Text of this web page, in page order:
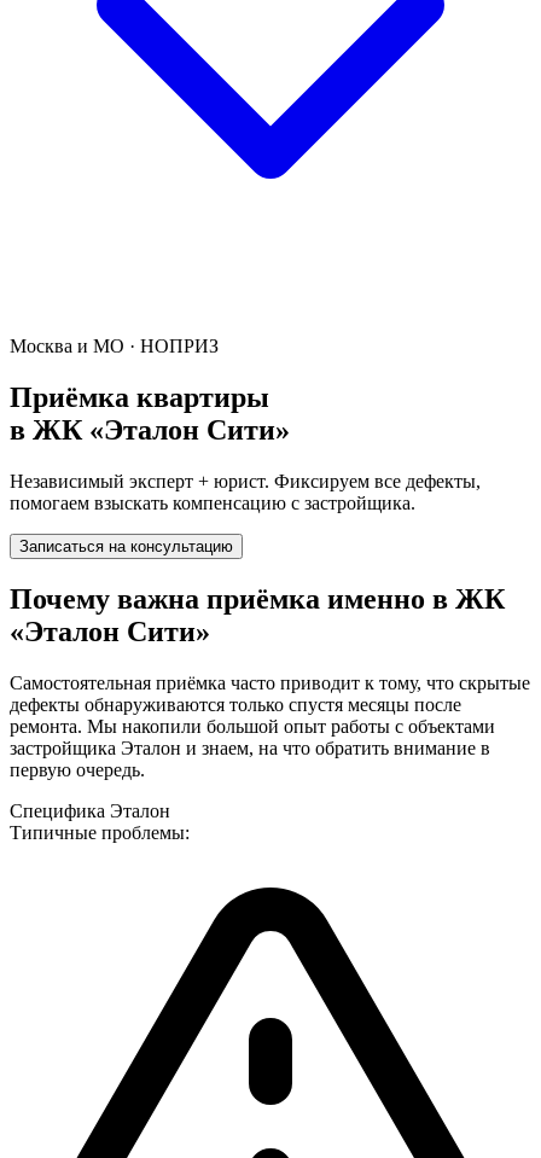
Москва и МО · НОПРИЗ
Приёмка квартиры
в ЖК «Эталон Сити»
Независимый эксперт + юрист. Фиксируем все дефекты,
помогаем взыскать компенсацию с застройщика.
Записаться на консультацию
Почему важна приёмка именно в ЖК
«Эталон Сити»
Самостоятельная приёмка часто приводит к тому, что скрытые
дефекты обнаруживаются только спустя месяцы после
ремонта. Мы накопили большой опыт работы с объектами
застройщика Эталон и знаем, на что обратить внимание в
первую очередь.
Специфика Эталон
Типичные проблемы: